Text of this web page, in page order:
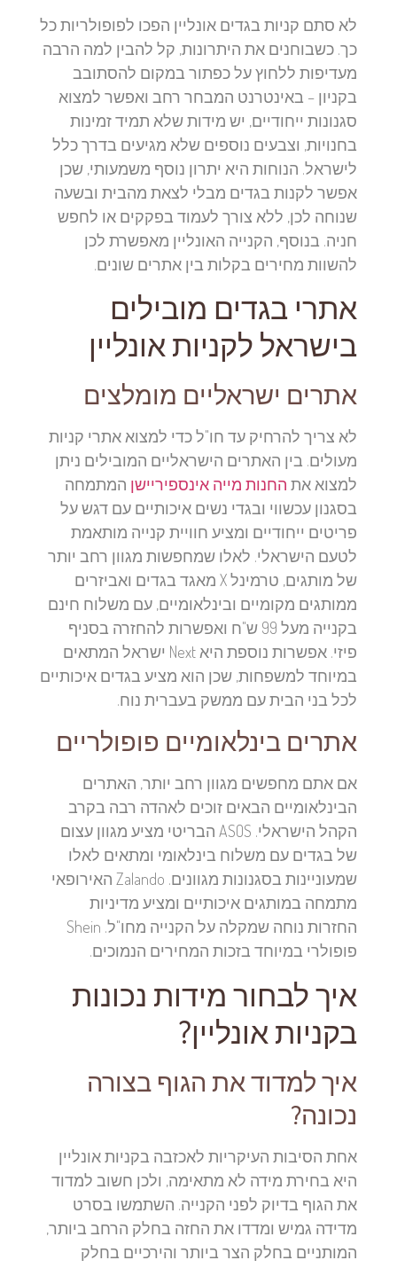
לא סתם קניות בגדים אונליין הפכו לפופולריות כל
כך. כשבוחנים את היתרונות, קל להבין למה הרבה
מעדיפות ללחוץ על כפתור במקום להסתובב
בקניון – באינטרנט המבחר רחב ואפשר למצוא
סגנונות ייחודיים, יש מידות שלא תמיד זמינות
בחנויות, וצבעים נוספים שלא מגיעים בדרך כלל
לישראל. הנוחות היא יתרון נוסף משמעותי, שכן
אפשר לקנות בגדים מבלי לצאת מהבית ובשעה
שנוחה לכן, ללא צורך לעמוד בפקקים או לחפש
חניה. בנוסף, הקנייה האונליין מאפשרת לכן
להשוות מחירים בקלות בין אתרים שונים.
אתרי בגדים מובילים
בישראל לקניות אונליין
אתרים ישראליים מומלצים
לא צריך להרחיק עד חו"ל כדי למצוא אתרי קניות
מעולים. בין האתרים הישראליים המובילים ניתן
למצוא אתהחנות מייה אינספיריישןהמתמחה
בסגנון עכשווי ובגדי נשים איכותיים עם דגש על
פריטים ייחודיים ומציע חוויית קנייה מותאמת
לטעם הישראלי. לאלו שמחפשות מגוון רחב יותר
של מותגים, טרמינל X מאגד בגדים ואביזרים
ממותגים מקומיים ובינלאומיים, עם משלוח חינם
בקנייה מעל 99 ש"ח ואפשרות להחזרה בסניף
פיזי. אפשרות נוספת היא Next ישראל המתאים
במיוחד למשפחות, שכן הוא מציע בגדים איכותיים
לכל בני הבית עם ממשק בעברית נוח.
אתרים בינלאומיים פופולריים
אם אתם מחפשים מגוון רחב יותר, האתרים
הבינלאומיים הבאים זוכים לאהדה רבה בקרב
הקהל הישראלי. ASOS הבריטי מציע מגוון עצום
של בגדים עם משלוח בינלאומי ומתאים לאלו
שמעוניינות בסגנונות מגוונים. Zalando האירופאי
מתמחה במותגים איכותיים ומציע מדיניות
החזרות נוחה שמקלה על הקנייה מחו"ל. Shein
פופולרי במיוחד בזכות המחירים הנמוכים.
איך לבחור מידות נכונות
בקניות אונליין?
איך למדוד את הגוף בצורה
נכונה?
אחת הסיבות העיקריות לאכזבה בקניות אונליין
היא בחירת מידה לא מתאימה, ולכן חשוב למדוד
את הגוף בדיוק לפני הקנייה. השתמשו בסרט
מדידה גמיש ומדדו את החזה בחלק הרחב ביותר,
המותניים בחלק הצר ביותר והירכיים בחלק